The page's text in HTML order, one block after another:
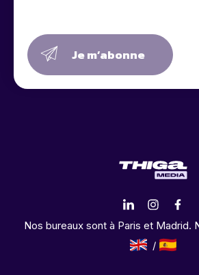
Je m’abonne
Nos bureaux sont à Paris et Madrid.